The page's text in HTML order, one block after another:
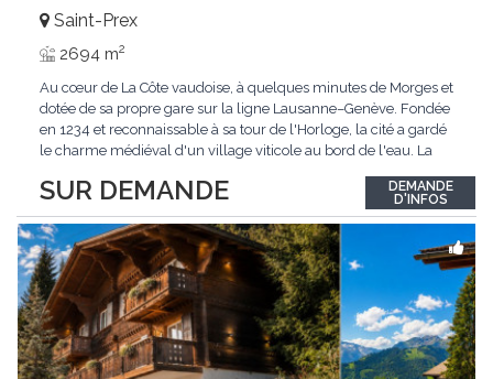
SUR DEMANDE
Saint-Prex
2694 m2
Au cœur de La Côte vaudoise, à quelques minutes de Morges et
dotée de sa propre gare sur la ligne Lausanne–Genève. Fondée
en 1234 et reconnaissable à sa tour de l'Horloge, la cité a gardé
le charme médiéval d'un village viticole au bord de l'eau. La
immédiate des villes. Dans cet environnement privilégié, une
propriété...
DEMANDE
D'INFOS